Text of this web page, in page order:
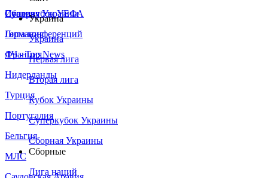
Сборная Украины
Италия
Германия
Франция
Нидерланды
Турция
Португалия
Бельгия
МЛС
Суперкубок УЕФА
Лига конференций
ЛЧ - Top News
Украина
Украина
Первая лига
Вторая лига
Кубок Украины
Суперкубок Украины
Сборная Украины
Сборные
Лига наций